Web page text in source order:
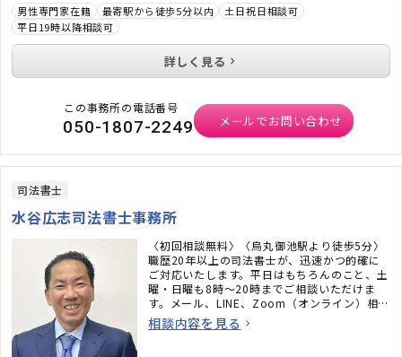
男性専門家在籍 最寄駅から徒歩5分以内
土日祝日相談可
平日19時以降相談可
詳しく見る
この事務所の電話番号
050-1807-2249 メールでお問い合わせ
司法書士
水谷広志司法書士事務所
〈初回相談無料〉〈烏丸御池駅より徒歩5分〉
職歴20年以上の司法書士が、迅速かつ的確に
ご対応いたします。平日はもちろんのこと、土
曜・日曜も8時〜20時までご相談いただけま
す。メール、LINE、Zoom（オンライン）相談
も承ります。必ず何かしらのアドバイスをさせ
ていただきますので、お気軽にご連絡くださ
相談内容を見る